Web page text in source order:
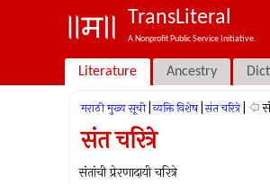
TransLiteral
A Nonprofit Public Service Initiative.
Literature Ancestry
मराठी मुख्य सूची व्यक्ति विशेष संत चरित्रे
संत चरित्रे
संतांची प्रेरणादायी चरित्रे